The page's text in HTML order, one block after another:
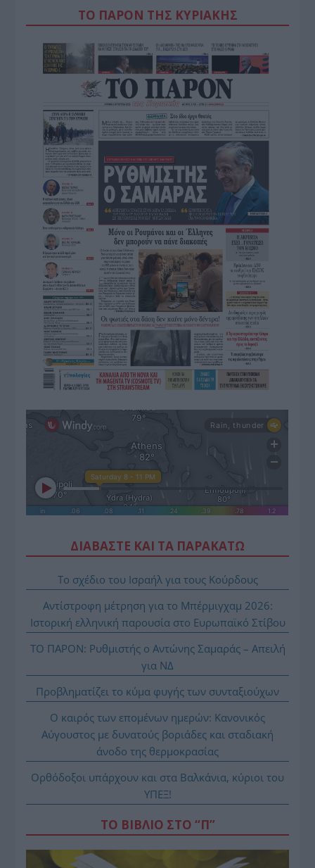
ΤΟ ΠΑΡΟΝ ΤΗΣ ΚΥΡΙΑΚΗΣ
ΔΙΑΒΑΣΤΕ ΚΑΙ ΤΑ ΠΑΡΑΚΑΤΩ
Το σχέδιο του Ισραήλ για τους Κούρδους
Αντίστροφη μέτρηση για το Μπέρμιγχαμ 2026:
Ιστορική ελληνική παρουσία στο Ευρωπαϊκό Στίβου
ΤΟ ΠΑΡΟΝ: Ρυθμιστής ο Αντώνης Σαμαράς – Απειλή
για ΝΔ
Προβληματίζει το κύμα φυγής των συνταξιούχων
Ο καιρός των επομένων ημερών: Κανονικός
Αύγουστος με δυνατούς βοριάδες και σταδιακή
άνοδο της θερμοκρασίας
Ορθόδοξοι υπάρχουν και στα Βαλκάνια, κύριοι του
ΥΠΕΞ!
ΤΟ ΒΙΒΛΙΟ ΣΤΟ “Π”